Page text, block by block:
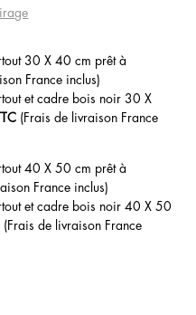
30 X 40 cm prêt à
France inclus)
et cadre bois noir 30 X
(Frais de livraison France
40 X 50 cm prêt à
France inclus)
et cadre bois noir 40 X 50
(Frais de livraison France